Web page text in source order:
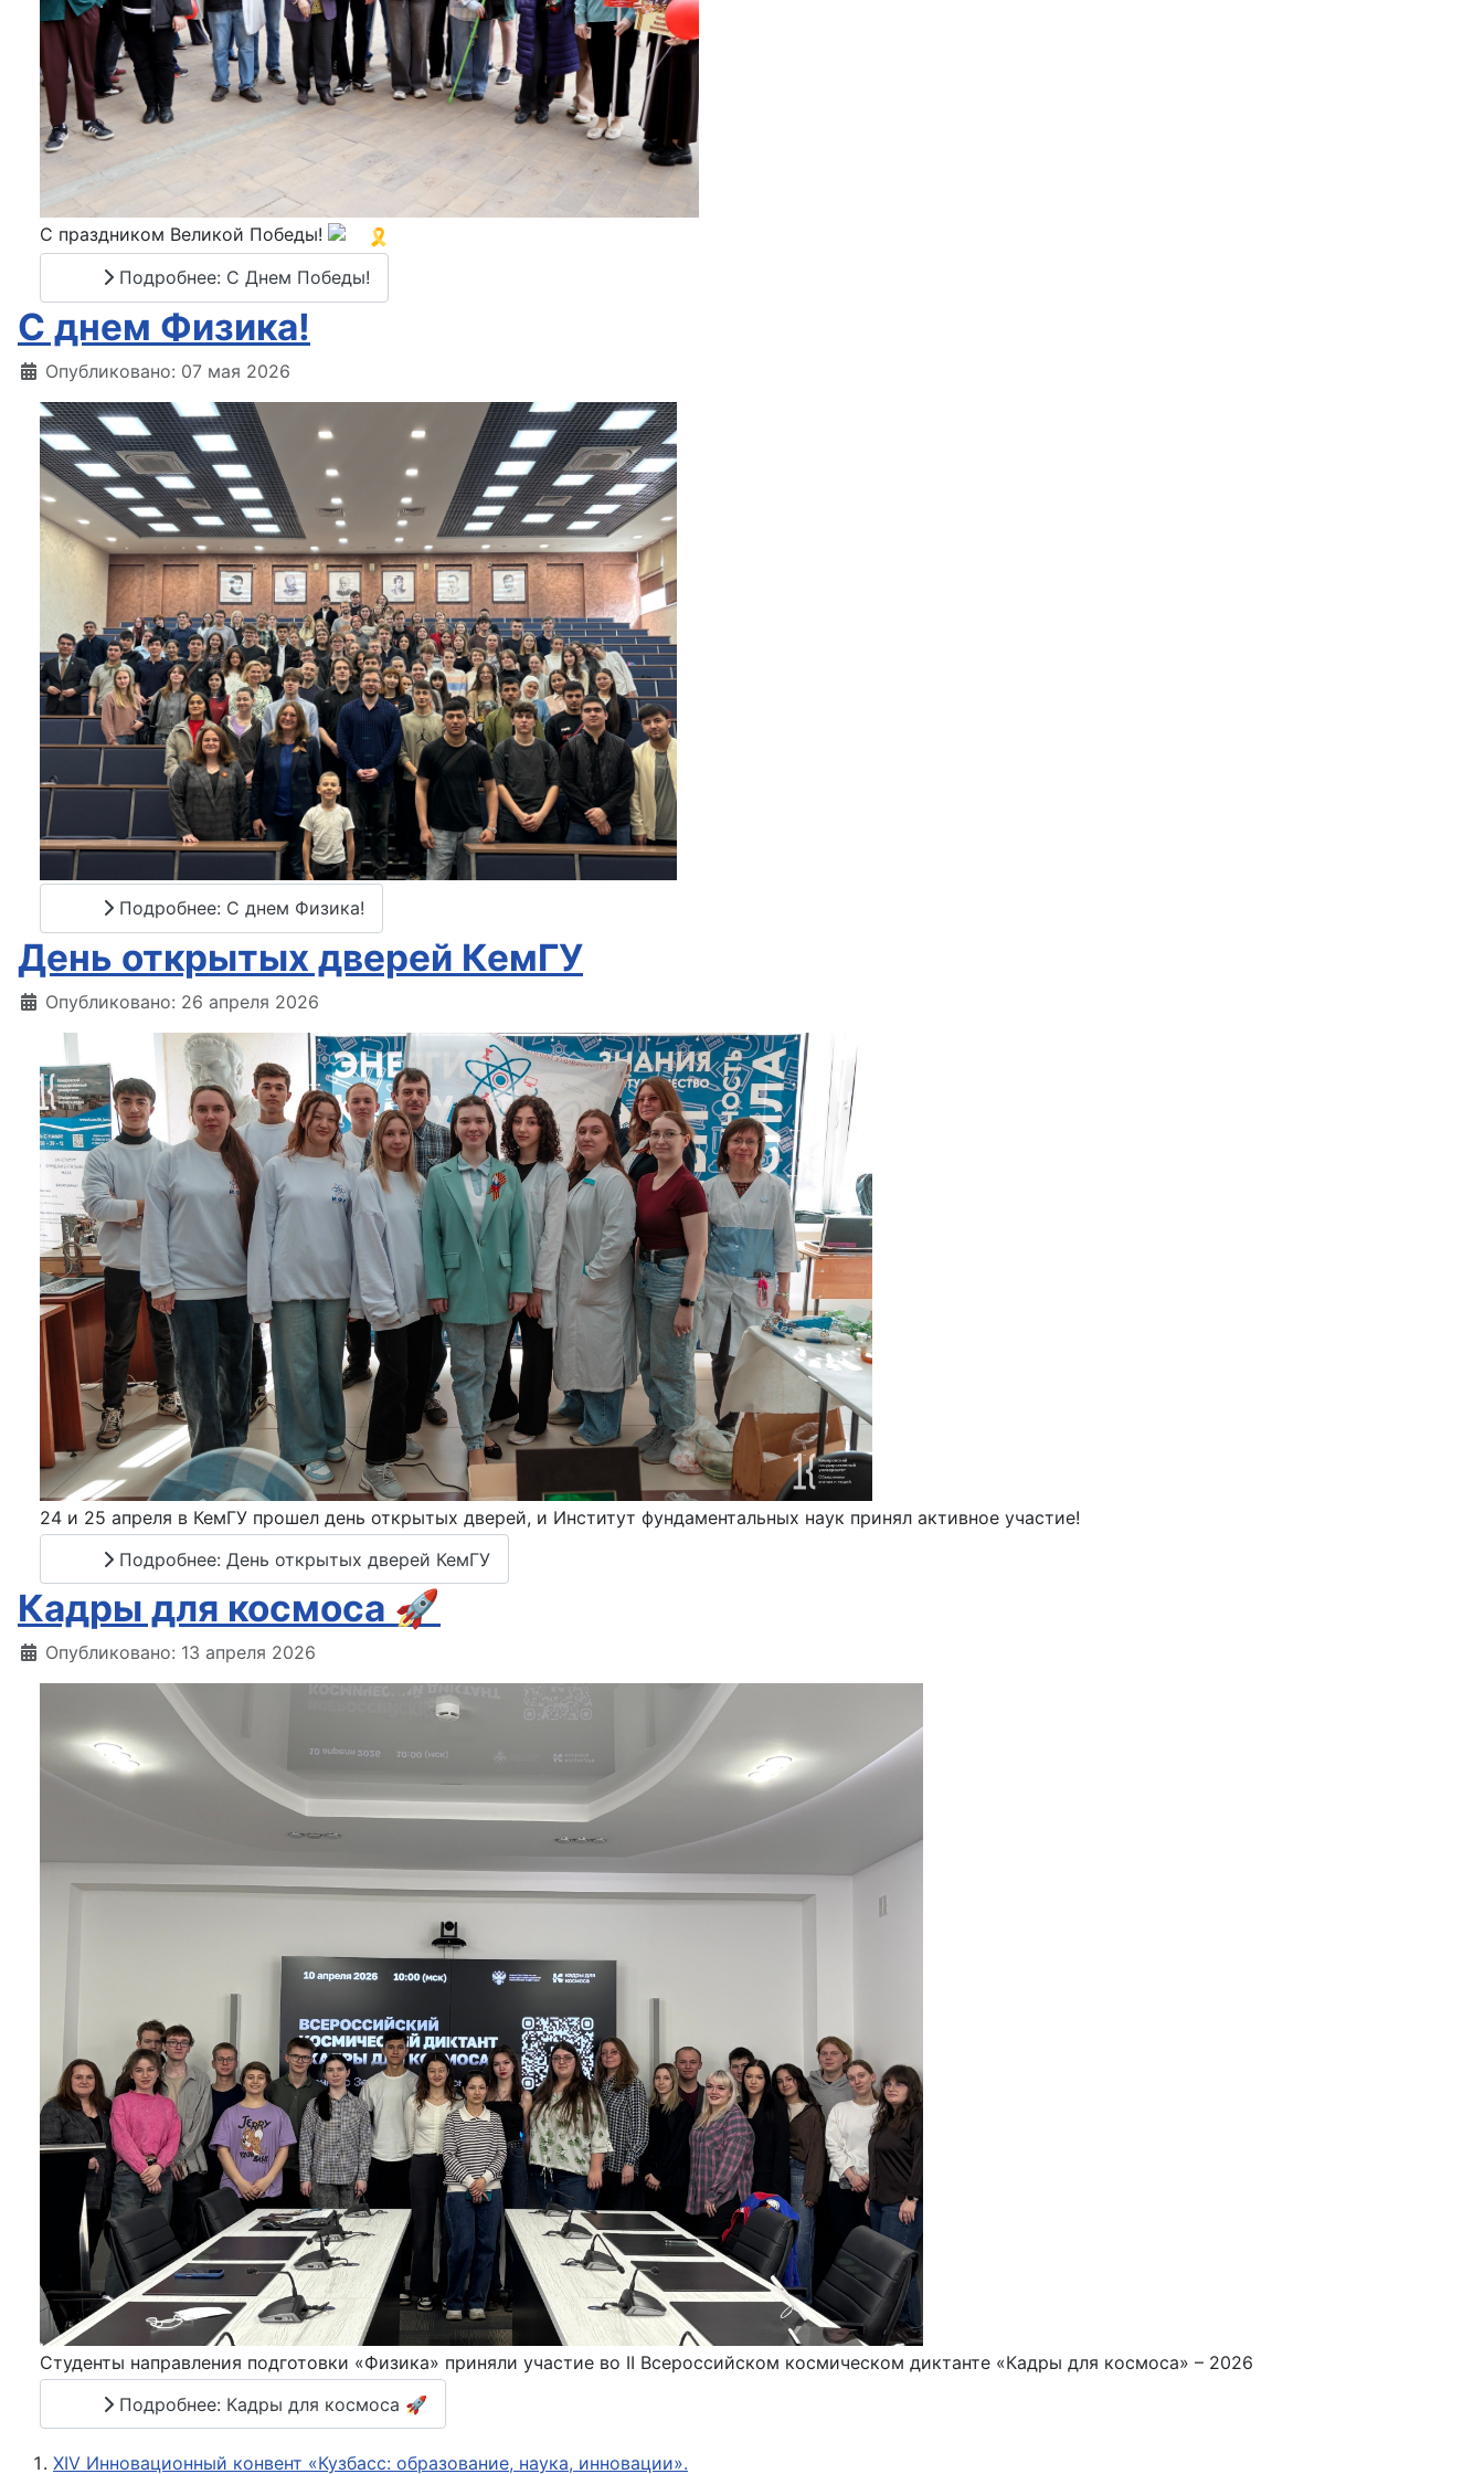
С праздником Великой Победы!
Подробнее: С Днем Победы!
С днем Физика!
Информация о материале
Опубликовано: 07 мая 2026
Подробнее: С днем Физика!
День открытых дверей КемГУ
Информация о материале
Опубликовано: 26 апреля 2026
24 и 25 апреля в КемГУ прошел день открытых дверей, и Институт фундаментальных наук принял активное участие!
Подробнее: День открытых дверей КемГУ
Кадры для космоса 🚀
Информация о материале
Опубликовано: 13 апреля 2026
Студенты направления подготовки «Физика» приняли участие во II Всероссийском космическом диктанте «Кадры для космоса» – 2026
Подробнее: Кадры для космоса 🚀
XIV Инновационный конвент «Кузбасс: образование, наука, инновации».